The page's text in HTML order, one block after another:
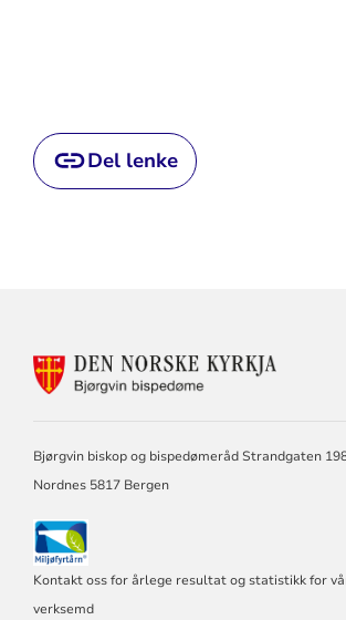
Del lenke
Bjørgvin biskop og bispedømeråd Strandgaten
Nordnes 5817 Bergen
Kontakt oss for årlege resultat og statistikk for
verksemd